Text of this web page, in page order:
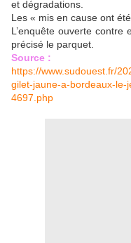
et dégradations.
Les « mis en cause ont
L’enquête ouverte
précisé le parquet.
Source :
https://www.sudouest.fr/
gilet-jaune-a-bordeaux-
4697.php